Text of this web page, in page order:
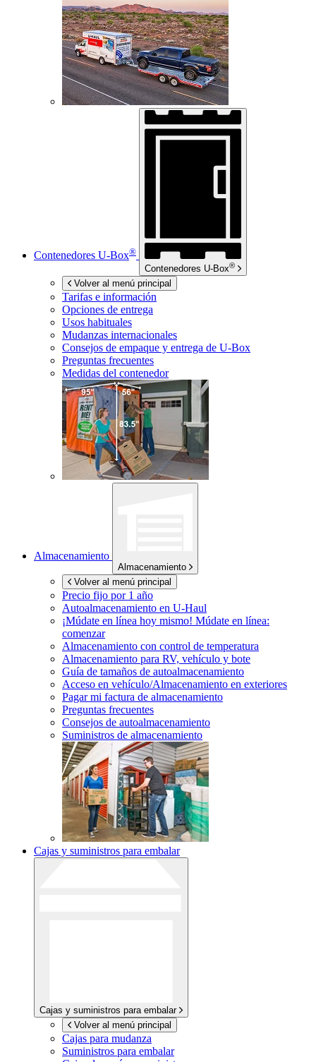
Contenedores U-Box®
Contenedores U-Box®
Volver al menú principal
Tarifas e información
Opciones de entrega
Usos habituales
Mudanzas internacionales
Consejos de empaque y entrega de U-Box
Preguntas frecuentes
Medidas del contenedor
Almacenamiento
Almacenamiento
Volver al menú principal
Precio fijo por 1 año
Autoalmacenamiento en U-Haul
¡Múdate en línea hoy mismo! Múdate en línea:
comenzar
Almacenamiento con control de temperatura
Almacenamiento para RV, vehículo y bote
Guía de tamaños de autoalmacenamiento
Acceso en vehículo/Almacenamiento en exteriores
Pagar mi factura de almacenamiento
Preguntas frecuentes
Consejos de autoalmacenamiento
Suministros de almacenamiento
Cajas y suministros para embalar
Cajas y suministros para embalar
Volver al menú principal
Cajas para mudanza
Suministros para embalar